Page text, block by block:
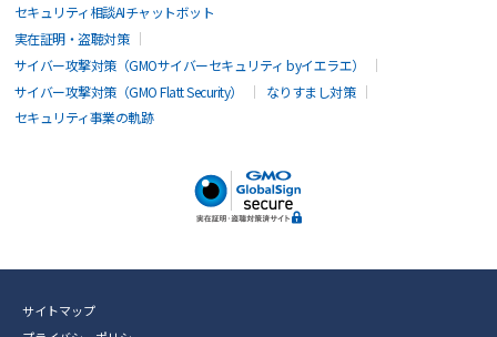
セキュリティ相談AIチャットボット
実在証明・盗聴対策
サイバー攻撃対策（GMOサイバーセキュリティ byイエラエ）
サイバー攻撃対策（GMO Flatt Security）
なりすまし対策
セキュリティ事業の軌跡
サイトマップ